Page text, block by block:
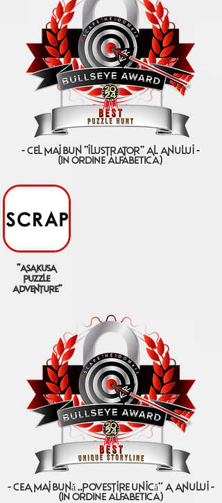
- cel mai bun "ilustrator" al anului -
(IN ORDINE ALFABETICA)
"asakusa
puzzle
adventure"
- cea mai bună „povestire unică” a anului -
(IN ORDINE ALFABETICA)